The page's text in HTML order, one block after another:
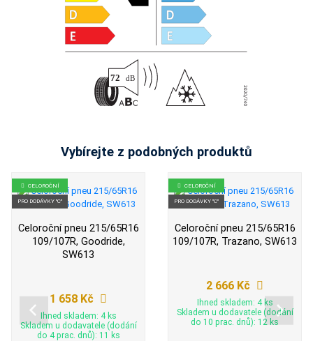
Vybírejte z podobných produktů
CELOROČNÍ
PRO DODÁVKY "C"
Celoroční pneu 215/65R16
109/107R, Goodride,
SW613
1 658 Kč
Ihned skladem: 4 ks
Skladem u dodavatele (dodání
do 4 prac. dnů): 11 ks
CELOROČNÍ
PRO DODÁVKY "C"
Celoroční pneu 215/65R16
109/107R, Trazano, SW613
2 666 Kč
Ihned skladem: 4 ks
Skladem u dodavatele (dodání
do 10 prac. dnů): 12 ks